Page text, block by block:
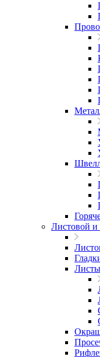
Листовой и